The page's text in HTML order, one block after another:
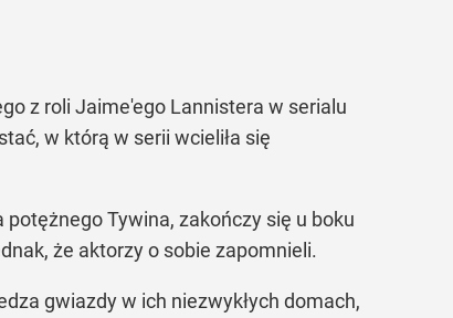
z roli Jaime'ego Lannistera w serialu
w którą w serii wcieliła się
Tywina, zakończy się u boku
że aktorzy o sobie zapomnieli.
gwiazdy w ich niezwykłych domach,